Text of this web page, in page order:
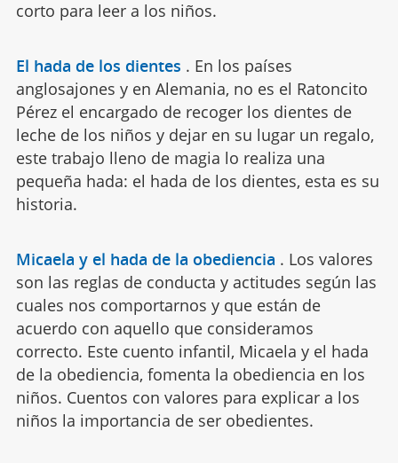
corto para leer a los niños.
El hada de los dientes . En los países
anglosajones y en Alemania, no es el Ratoncito
Pérez el encargado de recoger los dientes de
leche de los niños y dejar en su lugar un regalo,
este trabajo lleno de magia lo realiza una
pequeña hada: el hada de los dientes, esta es su
historia.
Micaela y el hada de la obediencia . Los valores
son las reglas de conducta y actitudes según las
cuales nos comportarnos y que están de
acuerdo con aquello que consideramos
correcto. Este cuento infantil, Micaela y el hada
de la obediencia, fomenta la obediencia en los
niños. Cuentos con valores para explicar a los
niños la importancia de ser obedientes.